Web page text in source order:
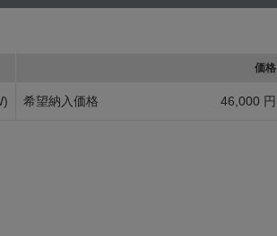
価格
希望納入価格 46,000 円